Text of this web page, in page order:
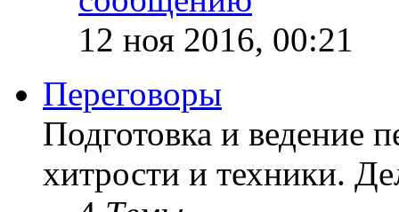
12 ноя 2016, 00:21
Переговоры
Подготовка и ведение
хитрости и техники.